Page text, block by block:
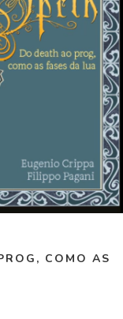
COMO AS